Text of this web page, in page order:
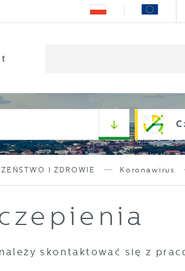
I ZDROWIE Koronawirus
skontaktować się z